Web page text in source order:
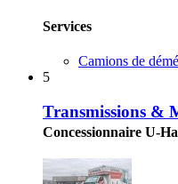
Services
Camions de
5
Transmissions &
Concessionnaire U-